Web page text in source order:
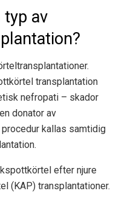
typ av
transplantation
nefropati – skador
donator av
kallas samtidig
efter njure
(KAP) transplantationer.